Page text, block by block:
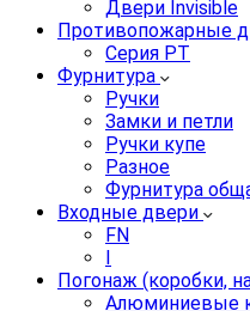
Двери Invisible
Противопожарные
Серия PT
Фурнитура
Ручки
Замки и петли
Ручки купе
Разное
Фурнитура
Входные двери
FN
I
Погонаж (коробки,
Алюминиевые